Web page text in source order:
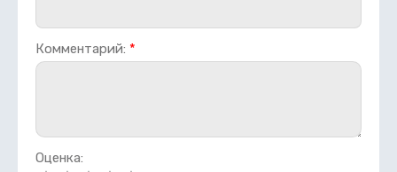
Комментарий: *
Оценка: